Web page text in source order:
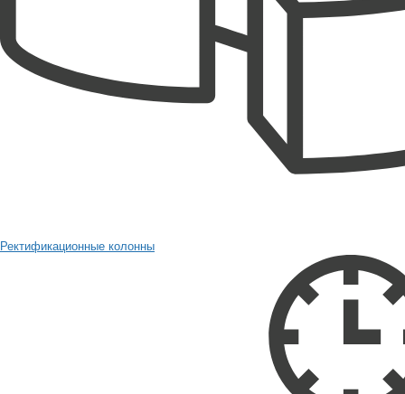
Ректификационные колонны